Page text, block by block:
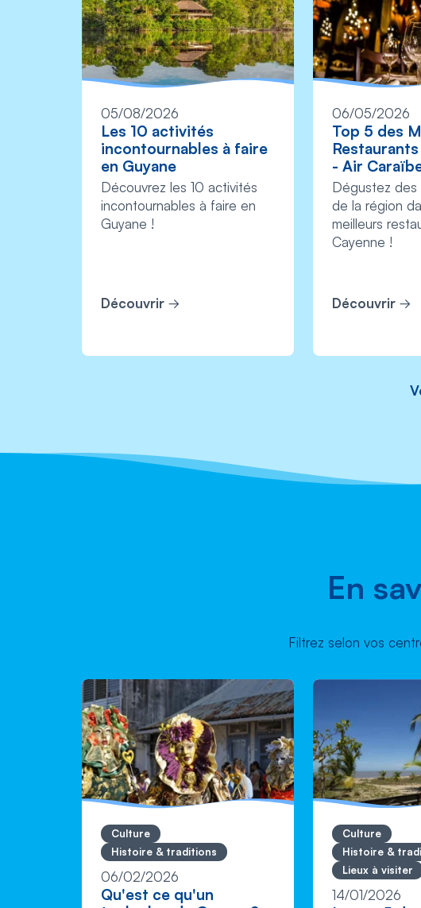
05/08/2026
Les 10 activités
incontournables à faire
en Guyane
Découvrez les 10 activités
incontournables à faire en
Guyane !
Découvrir
06/05/2026
Top 5 des
- Air
Dégustez des
de la région
meilleurs
Cayenne !
Découvrir
En
Filtrez selon vos
Culture
Histoire & traditions
06/02/2026
Qu'est ce qu'un
Culture
Histoire &
Lieux à visiter
14/01/2026